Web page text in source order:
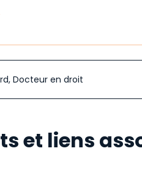
Docteur en droit
et liens